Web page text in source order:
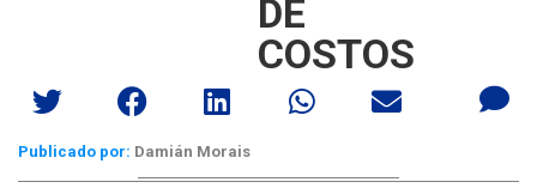
DE
COSTOS
Publicado por: Damián Morais